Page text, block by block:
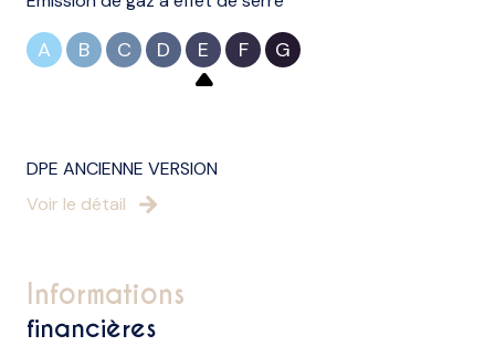
A B C D E F G
DPE ANCIENNE VERSION
Voir le détail
informations
financières